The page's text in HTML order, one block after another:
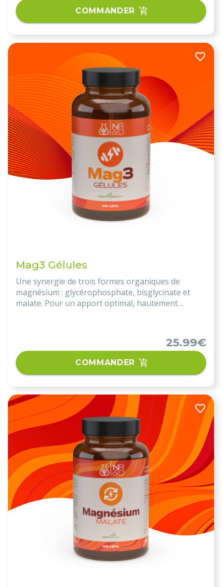
COMMANDER
Mag3 Gélules
Une synergie de trois formes organiques de
magnésium : glycérophosphate, bisglycinate et
malate. Pour un apport optimal, hautement
25.99€
COMMANDER